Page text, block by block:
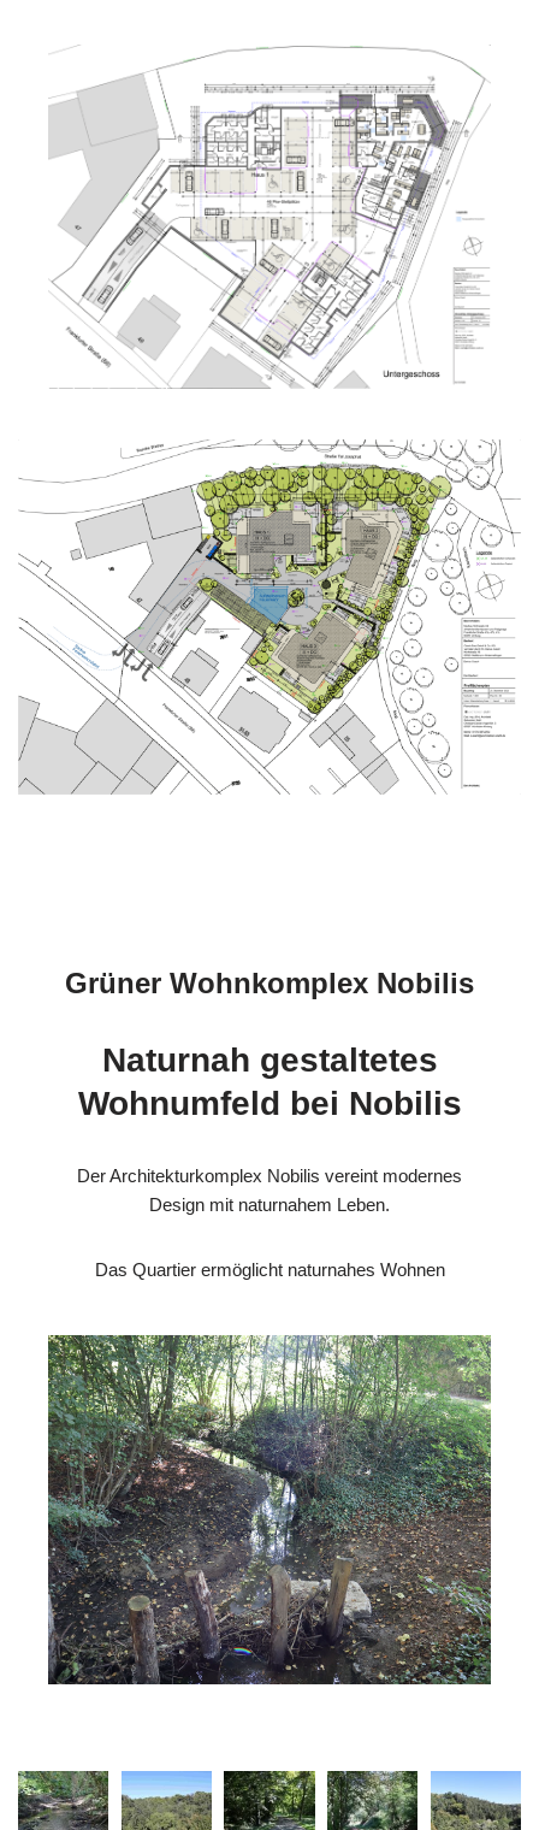
Grüner Wohnkomplex Nobilis
Naturnah gestaltetes
Wohnumfeld bei Nobilis
Der Architekturkomplex Nobilis vereint modernes
Design mit naturnahem Leben.
Das Quartier ermöglicht naturnahes Wohnen